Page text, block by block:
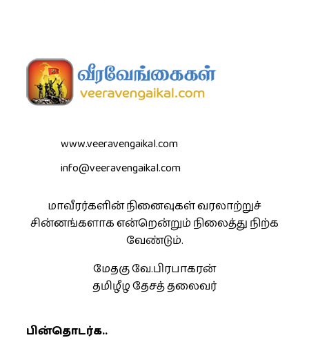
www.veeravengaikal.com
info@veeravengaikal.com
மாவீரர்களின் நினைவுகள் வரலாற்றுச்
சின்னங்களாக என்றென்றும் நிலைத்து நிற்க
வேண்டும்.
மேதகு வே.பிரபாகரன்
தமிழீழ தேசத் தலைவர்
பின்தொடர்க..